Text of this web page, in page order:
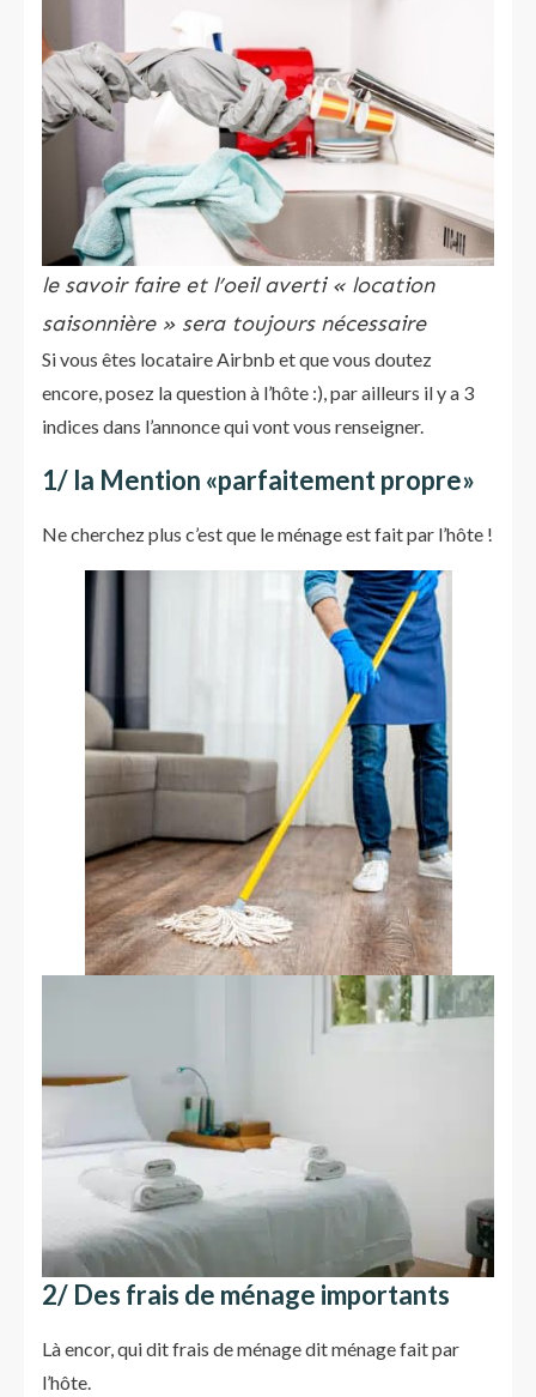
le savoir faire et l’oeil averti « location
saisonnière » sera toujours nécessaire
Si vous êtes locataire Airbnb et que vous doutez
encore, posez la question à l’hôte :), par ailleurs il y a 3
indices dans l’annonce qui vont vous renseigner.
1/ la Mention «parfaitement propre»
Ne cherchez plus c’est que le ménage est fait par l’hôte !
2/ Des frais de ménage importants
Là encor, qui dit frais de ménage dit ménage fait par
l’hôte.